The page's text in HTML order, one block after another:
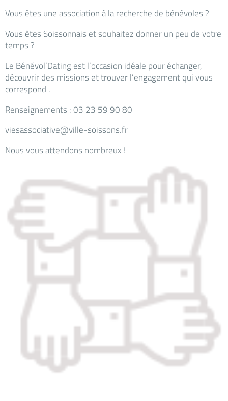
Vous êtes une association à la recherche de bénévoles ?
Vous êtes Soissonnais et souhaitez donner un peu de votre
temps ?
Le Bénévol’Dating est l’occasion idéale pour échanger,
découvrir des missions et trouver l’engagement qui vous
correspond .
Renseignements : 03 23 59 90 80
viesassociative@ville-soissons.fr
Nous vous attendons nombreux !